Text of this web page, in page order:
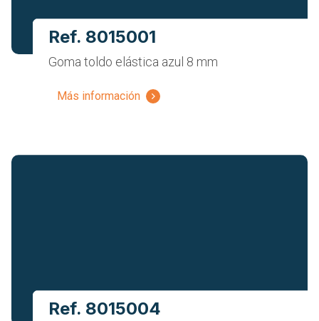
Ref. 8015001
Goma toldo elástica azul 8 mm
Más información
Ref. 8015004